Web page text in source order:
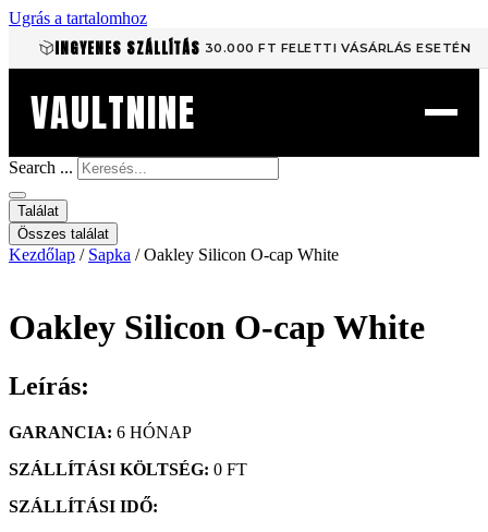
Ugrás a tartalomhoz
INGYENES SZÁLLÍTÁS 30.000 FT FELETTI VÁSÁRLÁS ESETÉN
VAULTNINE
Search ...
Találat
Összes találat
Kezdőlap / Sapka / Oakley Silicon O-cap White
Oakley Silicon O-cap White
Leírás:
GARANCIA: 6 HÓNAP
SZÁLLÍTÁSI KÖLTSÉG: 0 FT
SZÁLLÍTÁSI IDŐ: